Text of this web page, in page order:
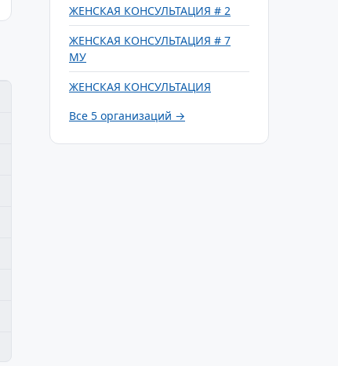
ЖЕНСКАЯ КОНСУЛЬТАЦИЯ # 2
ЖЕНСКАЯ КОНСУЛЬТАЦИЯ # 7
МУ
ЖЕНСКАЯ КОНСУЛЬТАЦИЯ
Все 5 организаций →